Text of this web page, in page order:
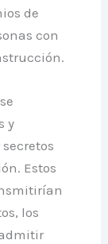
de
con
y
Estos
los